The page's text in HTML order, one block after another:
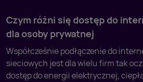
Czym różni się dostęp do
dla osoby prywatnej
Współcześnie podłączenie do
sieciowych jest dla wielu firm tak
dostęp do energii elektrycznej,